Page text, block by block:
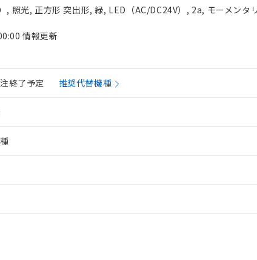
照光, 正方形 突出形, 緑, LED（AC/DC24V）, 2a, モーメンタリ
情報更新
終了予定 推奨代替機種